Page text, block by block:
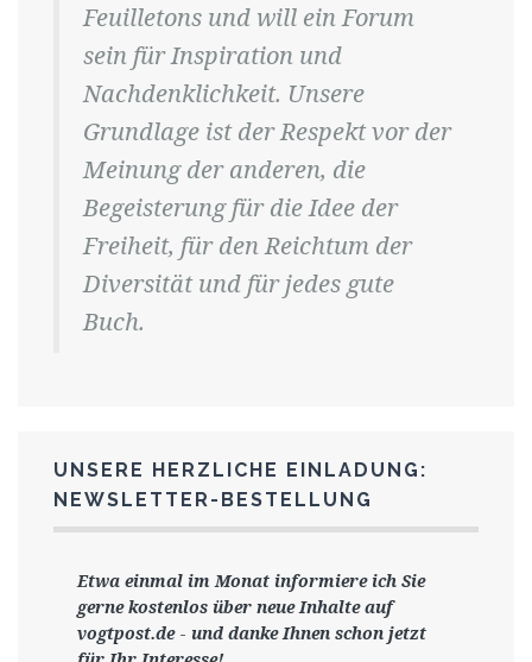
Feuilletons und will ein Forum
sein für Inspiration und
Nachdenklichkeit. Unsere
Grundlage ist der Respekt vor der
Meinung der anderen, die
Begeisterung für die Idee der
Freiheit, für den Reichtum der
Diversität und für jedes gute
Buch.
UNSERE HERZLICHE EINLADUNG:
NEWSLETTER-BESTELLUNG
Etwa einmal im Monat informiere ich Sie
gernekostenlos über neue Inhalte auf
vogtpost.de- und danke Ihnen schon jetzt